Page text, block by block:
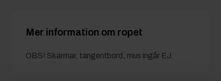
Mer information om ropet
OBS! Skärmar, tangentbord, mus ingår EJ.